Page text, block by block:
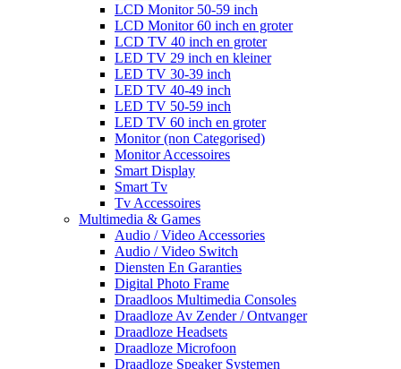
LCD Monitor 50-59 inch
LCD Monitor 60 inch en groter
LCD TV 40 inch en groter
LED TV 29 inch en kleiner
LED TV 30-39 inch
LED TV 40-49 inch
LED TV 50-59 inch
LED TV 60 inch en groter
Monitor (non Categorised)
Monitor Accessoires
Smart Display
Smart Tv
Tv Accessoires
Multimedia & Games
Audio / Video Accessories
Audio / Video Switch
Diensten En Garanties
Digital Photo Frame
Draadloos Multimedia Consoles
Draadloze Av Zender / Ontvanger
Draadloze Headsets
Draadloze Microfoon
Draadloze Speaker Systemen